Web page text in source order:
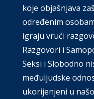
koje objašnjava
određenim
igraju vrući
Razgovori i
Seksi i Slobodno
međuljudske
ukorijenjeni u